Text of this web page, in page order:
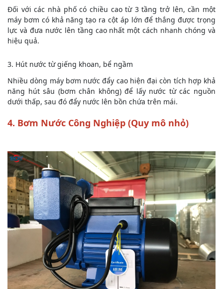
Đối với các nhà phố có chiều cao từ 3 tầng trở lên, cần một
máy bơm có khả năng tạo ra cột áp lớn để thắng được trọng
lực và đưa nước lên tầng cao nhất một cách nhanh chóng và
hiệu quả.
3. Hút nước từ giếng khoan, bể ngầm
Nhiều dòng máy bơm nước đẩy cao hiện đại còn tích hợp khả
năng hút sâu (bơm chân không) để lấy nước từ các nguồn
dưới thấp, sau đó đẩy nước lên bồn chứa trên mái.
4. Bơm Nước Công Nghiệp (Quy mô nhỏ)